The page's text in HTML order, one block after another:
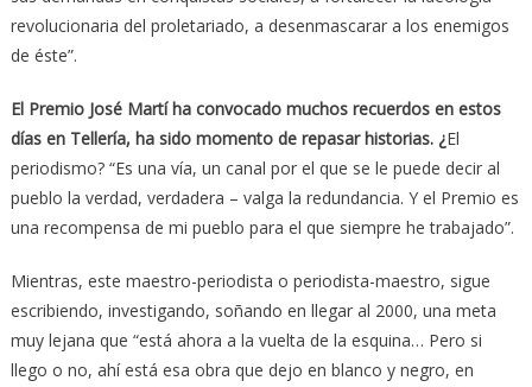
revolucionaria del proletariado, a desenmascarar a los enemigos
de éste”.
El Premio José Martí ha convocado muchos recuerdos en estos
días en Tellería, ha sido momento de repasar historias. ¿El
periodismo? “Es una vía, un canal por el que se le puede decir al
pueblo la verdad, verdadera – valga la redundancia. Y el Premio es
una recompensa de mi pueblo para el que siempre he trabajado”.
Mientras, este maestro-periodista o periodista-maestro, sigue
escribiendo, investigando, soñando en llegar al 2000, una meta
muy lejana que “está ahora a la vuelta de la esquina… Pero si
llego o no, ahí está esa obra que dejo en blanco y negro, en